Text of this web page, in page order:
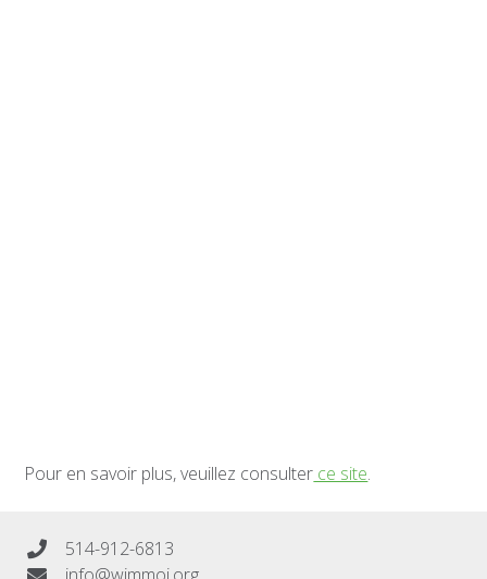
Pour en savoir plus, veuillez consulter ce site.
514-912-6813